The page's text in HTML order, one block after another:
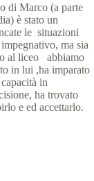
di Marco (a parte
è stato un
le situazioni
ma sia
al liceo abbiamo
in lui ,ha imparato
in
ha trovato
e ed accettarlo.